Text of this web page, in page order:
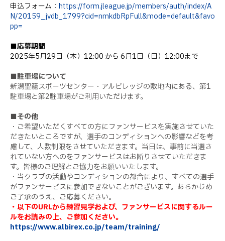
申込フォーム： https://form.jleague.jp/members/auth/index/A
N/20159_jvdb_1799?cid=nmkdbRpFull&mode=default&favo
pp=
■応募期間
2025年5月29日（木）12:00 から 6月1日（日）12:00まで
■駐車場について
新潟聖籠スポーツセンター・アルビレッジの敷地内にある、第1
駐車場と第2駐車場がご利用いただけます。
■その他
・ご希望いただくすべての方にファンサービスを実施させていた
だきたいところですが、選手のコンディションへの影響などを考
慮して、人数制限をさせていただきます。当日は、事前に当選さ
れていない方へのをファンサービスはお断りさせていただきま
す。皆様のご理解とご協力をお願いいたします。
・当クラブの活動やコンディションの都合により、すべての選手
がファンサービスに参加できないことがございます。あらかじめ
ご了承のうえ、ご応募ください。
・以下のURLから練習見学および、ファンサービスに関するルー
ルをお読みの上、ご参加ください。
https://www.albirex.co.jp/team/training/